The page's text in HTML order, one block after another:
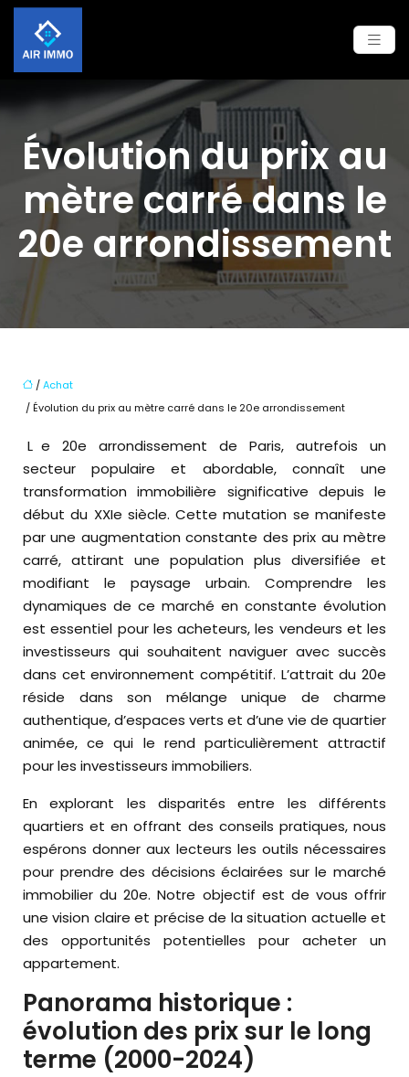
Évolution du prix au
mètre carré dans le
20e arrondissement
/Achat
/ Évolution du prix au mètre carré dans le 20e arrondissement
Le 20e arrondissement de Paris, autrefois un
secteur populaire et abordable, connaît une
transformation immobilière significative depuis le
début du XXIe siècle. Cette mutation se manifeste
par une augmentation constante des prix au mètre
carré, attirant une population plus diversifiée et
modifiant le paysage urbain. Comprendre les
dynamiques de ce marché en constante évolution
est essentiel pour les acheteurs, les vendeurs et les
investisseurs qui souhaitent naviguer avec succès
dans cet environnement compétitif. L’attrait du 20e
réside dans son mélange unique de charme
authentique, d’espaces verts et d’une vie de quartier
animée, ce qui le rend particulièrement attractif
pour les investisseurs immobiliers.
En explorant les disparités entre les différents
quartiers et en offrant des conseils pratiques, nous
espérons donner aux lecteurs les outils nécessaires
pour prendre des décisions éclairées sur le marché
immobilier du 20e. Notre objectif est de vous offrir
une vision claire et précise de la situation actuelle et
des opportunités potentielles pour acheter un
appartement.
Panorama historique :
évolution des prix sur le long
terme (2000-2024)